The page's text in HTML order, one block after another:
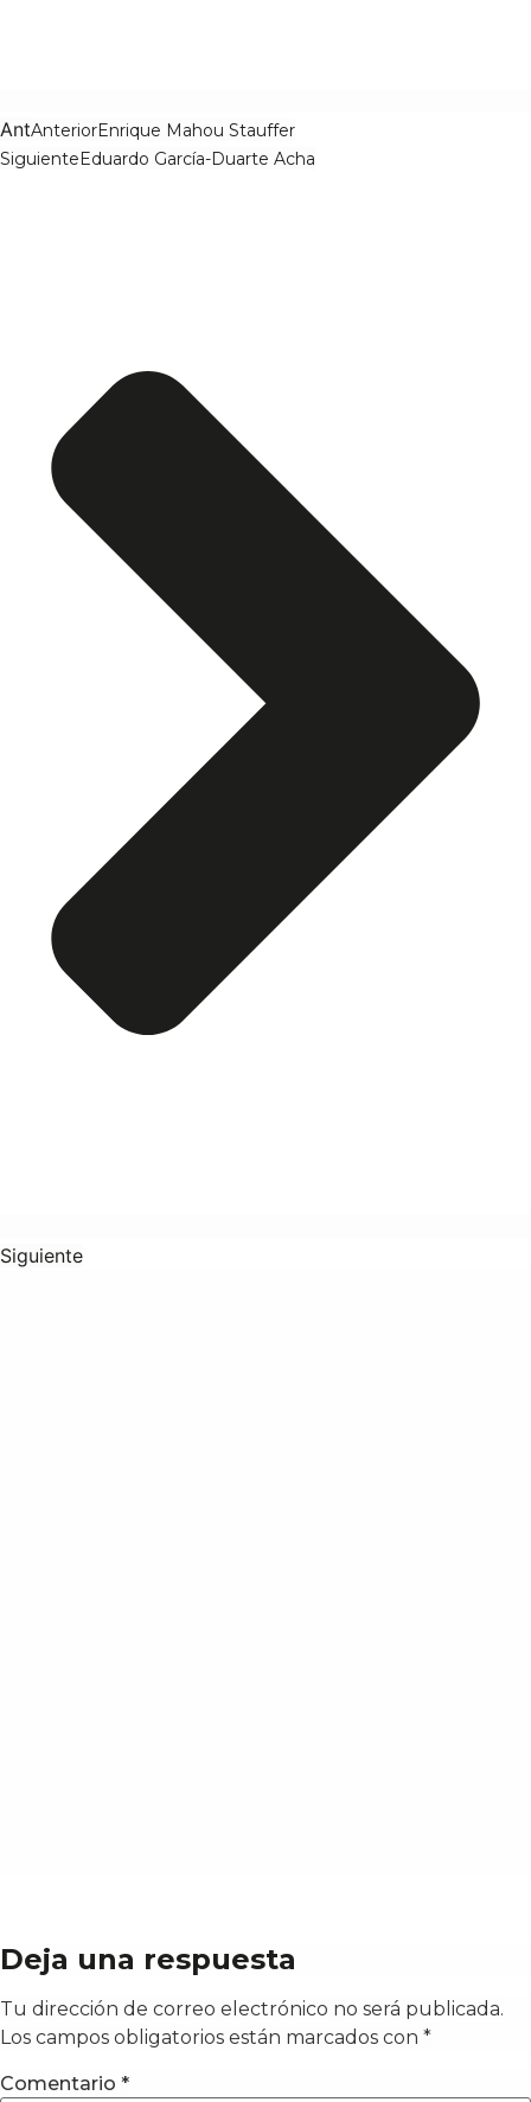
AntAnteriorEnrique Mahou Stauffer
SiguienteEduardo García-Duarte Acha
Siguiente
Deja una respuesta
Tu dirección de correo electrónico no será publicada.
Los campos obligatorios están marcados con *
Comentario *